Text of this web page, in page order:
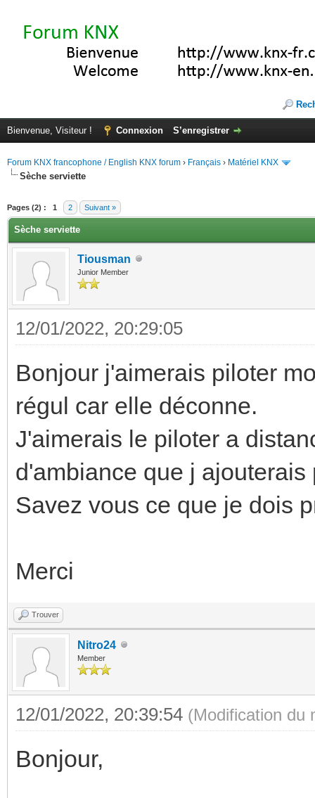
Bienvenue, Visiteur ! Connexion S’enregistrer
Forum KNX francophone / English KNX forum › Français › Matériel KNX
Sèche serviette
Pages (2) : 1 2 Suivant »
Sèche serviette
Tiousman
Junior Member
12/01/2022, 20:29:05
Bonjour j'aimerais piloter
régul car elle déconne.
J'aimerais le piloter a
d'ambiance que j
Savez vous ce que je dois
Merci
Trouver
Nitro24
Member
12/01/2022, 20:39:54 (Modification du
Bonjour,